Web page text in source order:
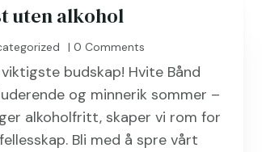
uten alkohol
| 0 Comments
budskap! Hvite Bånd
og minnerik sommer –
alkoholfritt, skaper vi rom for
Bli med å spre vårt